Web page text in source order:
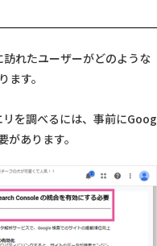
れたユーザーがどのような
す。
を調べるには、事前にGoog
あります。